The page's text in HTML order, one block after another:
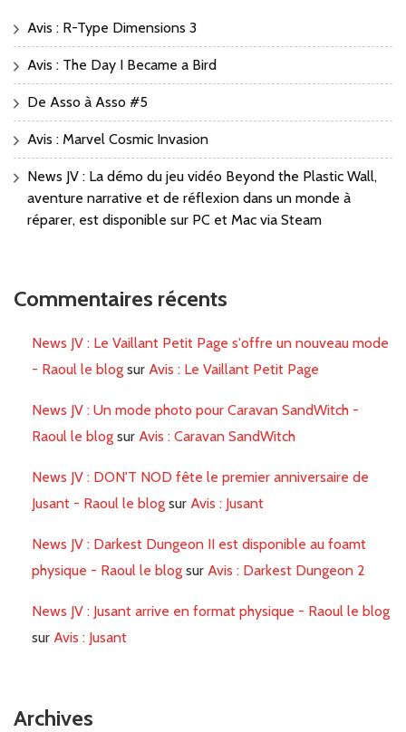
Avis : R-Type Dimensions 3
Avis : The Day I Became a Bird
De Asso à Asso #5
Avis : Marvel Cosmic Invasion
News JV : La démo du jeu vidéo Beyond the Plastic Wall,
aventure narrative et de réflexion dans un monde à
réparer, est disponible sur PC et Mac via Steam
Commentaires récents
News JV : Le Vaillant Petit Page s'offre un nouveau mode
- Raoul le blog sur Avis : Le Vaillant Petit Page
News JV : Un mode photo pour Caravan SandWitch -
Raoul le blog sur Avis : Caravan SandWitch
News JV : DON'T NOD fête le premier anniversaire de
Jusant - Raoul le blog sur Avis : Jusant
News JV : Darkest Dungeon II est disponible au foamt
physique - Raoul le blog sur Avis : Darkest Dungeon 2
News JV : Jusant arrive en format physique - Raoul le blog
sur Avis : Jusant
Archives